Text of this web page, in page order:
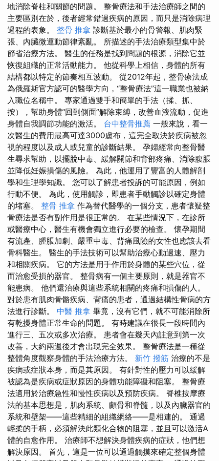
地消除脊柱和關節的問題。 整骨療法和手法治療師之間的
主要區別在於，後者經常錯過疾病的原因，而只是消除病理
過程的表象。 整骨 推拿 診斷基於最小的骨警報、肌肉緊
張、內臟微運動節律紊亂。 所描述的手法治療類型集中於
節省治療方法。 醫生的任務是找到問題的根源，消除它並
恢復組織的正常活動能力。 他從科學上相信，身體的所有
結構都以特定的節奏相互波動。 從2012年起，整骨療法成
為俄羅斯官方認可的醫學方向，“整骨療法”這一職業也被納
入職位名稱中。 專家通過雙手和簡單的手法（揉、抓、
按），幫助身體“回到側面”解除束縛，改善血液流動，促進
身體自我調節功能的激活。 台中整骨推薦 一般來說，看一
次醫生的費用最高可達3000盧布，這完全取決於疾病被忽
視的程度以及成人或兒童的診斷結果。 孕婦經常向整骨醫
生尋求幫助，以擺脫中毒、緩解關節和背部疼痛、消除腹脹
並降低妊娠損傷的風險。 為此，他運用了豐富的人體解剖
學和生理學知識。 您可以了解患者投訴的可能原因，例如
行動不便。 為此，使用觸診，即患者手動觸診以確定身體
的堵塞。 整骨 推拿 作為替代醫學的一個分支，患者懷疑整
骨療法是否有副作用是很正常的。 在某些情況下，在診所
或醫療中心，醫生有機會獨立進行必要的檢查。 懷孕期間
有流產、腫脹加劇、嚴重中毒、背痛風險的女性也應該去看
骨科醫生。 醫生的手法技術可以幫助治療心動過速、壓力
和相關疾病。 它的方法是用手作用於身體的某些穴位，從
而治愈受損的器官。 整骨病有一個主要原則，就是器官不
能患病。 他們還治療與這些系統相關的疼痛和損傷的人。
對於患有肌肉骨骼疾病、背痛的患者，通過結構性骨病的方
法進行診斷。 中醫 推拿 畢竟，沒有它們，就不可能消除所
有乾擾身體正常生命的問題。 有時建議在很長一段時間內
進行三、五次或多次治療。 患者會在幾天內註意到第一次
改善，大約兩週後才會出現完全效果。 整骨療法是一種從
整體角度觀察身體的手法治療方法。 新竹 撥筋 治療的不是
疾病或症狀本身，而是其原因。 有針對性的壓力可以緩解
被認為是疾病或症狀原因的身體功能障礙和阻塞。 整骨療
法適用於治療急性和慢性疾病以及預防疾病。 脊椎按摩療
法的基本思想是，肌肉系統、顱骨和脊髓，以及內臟器官的
系統和壁架——這些精細的組織網絡——是相連的。 通過
輕柔的手柄，必須解決此類化合物的阻塞，並且可以激活A
體的自愈作用。 治療師不想解決身體疾病的症狀，他們想
解決原因。 首先，這是一位可以通過觸摸來確定整個身體